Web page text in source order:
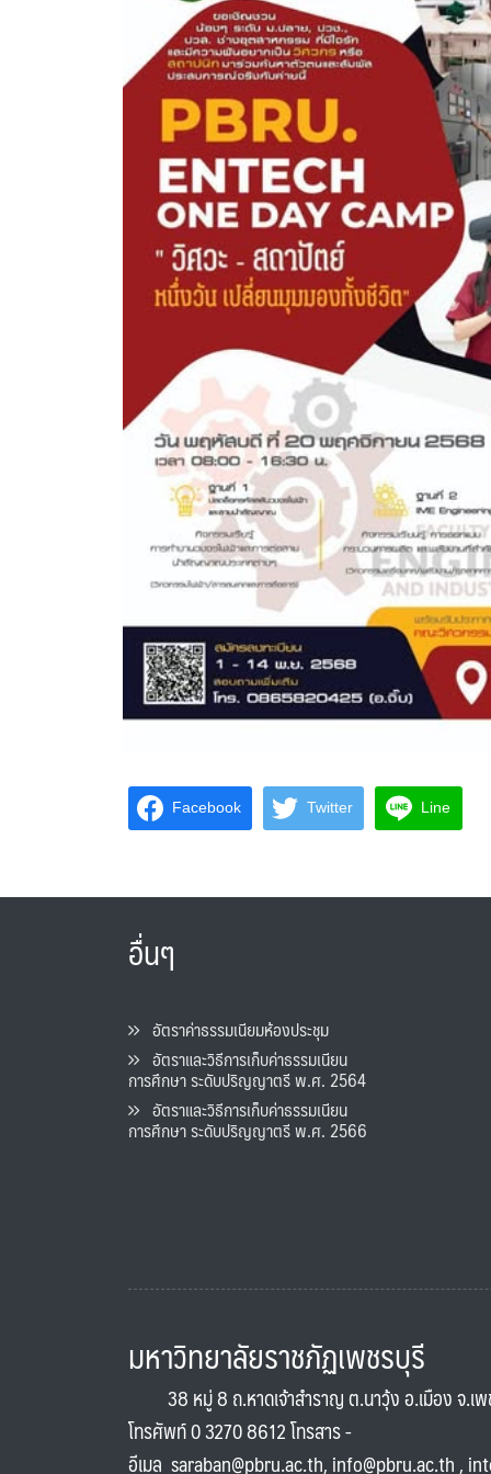
Facebook Twitter Line
อื่นๆ
อัตราค่าธรรมเนียมห้องประชุม
อัตราและวิธีการเก็บค่าธรรมเนียน
การศึกษา ระดับปริญญาตรี พ.ศ. 2564
อัตราและวิธีการเก็บค่าธรรมเนียน
การศึกษา ระดับปริญญาตรี พ.ศ. 2566
มหาวิทยาลัยราชภัฏเพชรบุรี
38 หมู่ 8 ถ.หาดเจ้าสำราญ ต.นาวุ้ง อ.เมือง จ.เ
โทรศัพท์ 0 3270 8612 โทรสาร -
อีเมล saraban@pbru.ac.th,info@pbru.ac.th,